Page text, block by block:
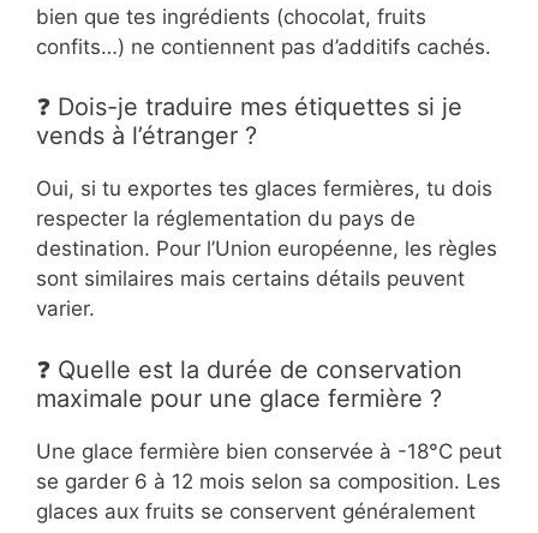
bien que tes ingrédients (chocolat, fruits
confits…) ne contiennent pas d’additifs cachés.
❓ Dois-je traduire mes étiquettes si je
vends à l’étranger ?
Oui, si tu exportes tes glaces fermières, tu dois
respecter la réglementation du pays de
destination. Pour l’Union européenne, les règles
sont similaires mais certains détails peuvent
varier.
❓ Quelle est la durée de conservation
maximale pour une glace fermière ?
Une glace fermière bien conservée à -18°C peut
se garder 6 à 12 mois selon sa composition. Les
glaces aux fruits se conservent généralement